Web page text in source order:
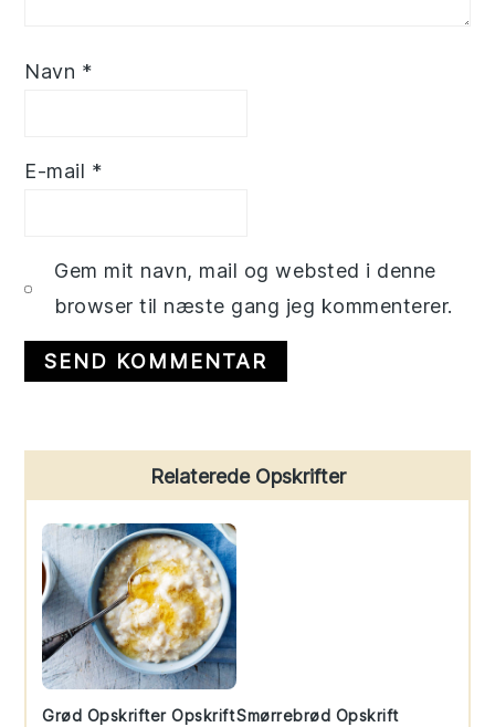
Navn *
E-mail *
Gem mit navn, mail og websted i denne
browser til næste gang jeg kommenterer.
Sidebar
Relaterede Opskrifter
Grød Opskrifter OpskriftSmørrebrød Opskrift